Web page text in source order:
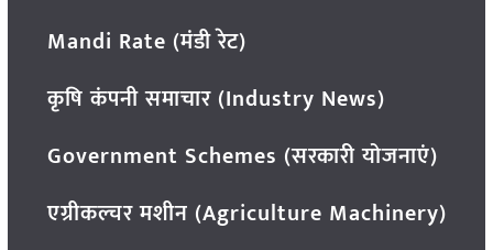
Mandi Rate (मंडी रेट)
कृषि कंपनी समाचार (Industry News)
Government Schemes (सरकारी योजनाएं)
एग्रीकल्चर मशीन (Agriculture Machinery)